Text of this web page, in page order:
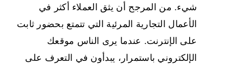
شيء. من المرجح أن يثق العملاء أكثر في
الأعمال التجارية المرئية التي تتمتع بحضور ثابت
على الإنترنت. عندما يرى الناس موقعك
الإلكتروني باستمرار، يبدأون في التعرف على